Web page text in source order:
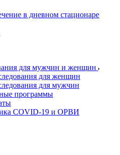
в дневном стационаре
для мужчин и женщин
для женщин
для мужчин
программы
COVID-19 и ОРВИ